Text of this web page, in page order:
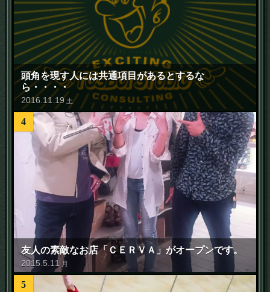
頭角を現す人には共通項目があるとするな
ら・・・・
2016 11 19 土
4
友人の素敵なお店「ＣＥＲＶＡ」がオープンです。
2015 5 11 月
5